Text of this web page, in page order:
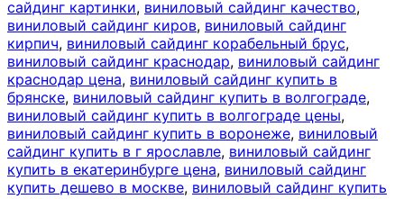
сайдинг картинки, виниловый сайдинг качество,
виниловый сайдинг киров, виниловый сайдинг
кирпич, виниловый сайдинг корабельный брус,
виниловый сайдинг краснодар, виниловый сайдинг
краснодар цена, виниловый сайдинг купить в
брянске, виниловый сайдинг купить в волгограде,
виниловый сайдинг купить в волгограде цены,
виниловый сайдинг купить в воронеже, виниловый
сайдинг купить в г ярославле, виниловый сайдинг
купить в екатеринбурге цена, виниловый сайдинг
купить дешево в москве, виниловый сайдинг купить